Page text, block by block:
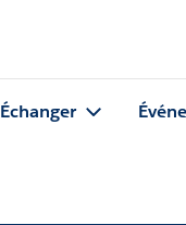
Échanger